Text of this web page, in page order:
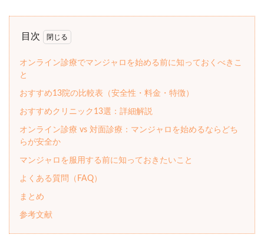
目次
オンライン診療でマンジャロを始める前に知っておくべきこ
と
おすすめ13院の比較表（安全性・料金・特徴）
おすすめクリニック13選：詳細解説
オンライン診療 vs 対面診療：マンジャロを始めるならどち
らが安全か
マンジャロを服用する前に知っておきたいこと
よくある質問（FAQ）
まとめ
参考文献